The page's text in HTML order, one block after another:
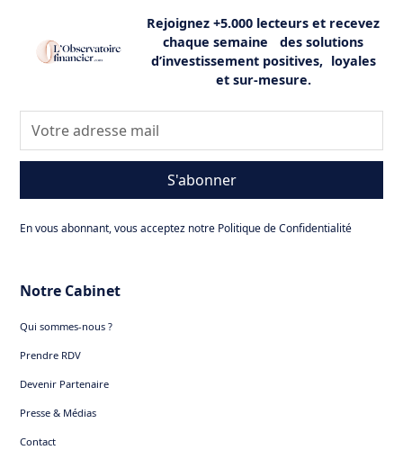
Rejoignez +5.000 lecteurs et recevez
chaque semaine des solutions
d’investissement positives, loyales
et sur-mesure.
S'abonner
En vous abonnant, vous acceptez notre Politique de Confidentialité
Notre Cabinet
Qui sommes-nous ?
Prendre RDV
Devenir Partenaire
Presse & Médias
Contact